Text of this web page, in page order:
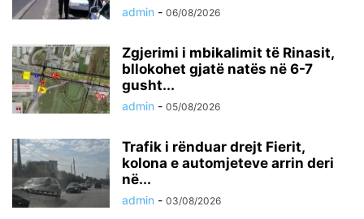
admin - 06/08/2026
Zgjerimi i mbikalimit të Rinasit,
bllokohet gjatë natës në 6-7
gusht...
admin - 05/08/2026
Trafik i rënduar drejt Fierit,
kolona e automjeteve arrin deri
në...
admin - 03/08/2026